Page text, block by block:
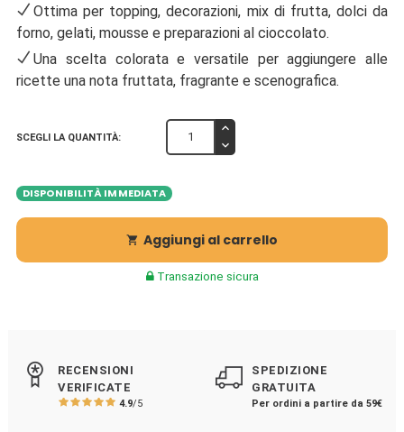
Ottima per topping, decorazioni, mix di frutta, dolci da
forno, gelati, mousse e preparazioni al cioccolato.
Una scelta colorata e versatile per aggiungere alle
ricette una nota fruttata, fragrante e scenografica.
SCEGLI LA QUANTITÀ:
DISPONIBILITÀ IMMEDIATA
 Aggiungi al carrello
Transazione sicura
RECENSIONI
VERIFICATE
4.9/5
SPEDIZIONE
GRATUITA
Per ordini a partire da 59€